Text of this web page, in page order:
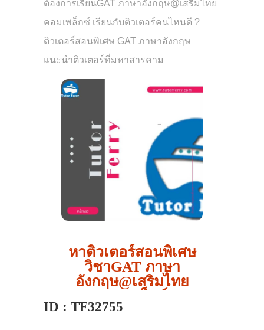
ต้องการเรียนGAT ภาษาอังกฤษ@เสริมไทย
คอมเพล็กซ์ เรียนกับติวเตอร์คนไหนดี ?
ติวเตอร์สอนพิเศษ GAT ภาษาอังกฤษ
แนะนำติวเตอร์ที่มหาสารคาม
หาติวเตอร์สอนพิเศษ
วิชาGAT ภาษา
อังกฤษ@เสริมไทย
คอมเพล็กซ์
ID : TF32755